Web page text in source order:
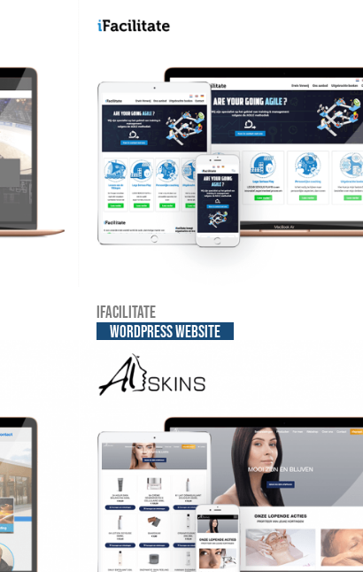
iFacilitate
WordPress website